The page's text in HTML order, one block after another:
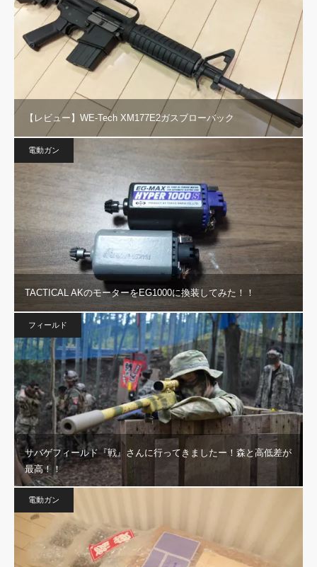
【レビュー】WE-Tech XM177E2ガスブローバック
電動ガン
TACTICAL AKのモーターをEG1000に換装してみた！！
フィールド
サバゲフィールド『戦』さんに行ってきましたー！森と高低差が
最高！！
電動ガン